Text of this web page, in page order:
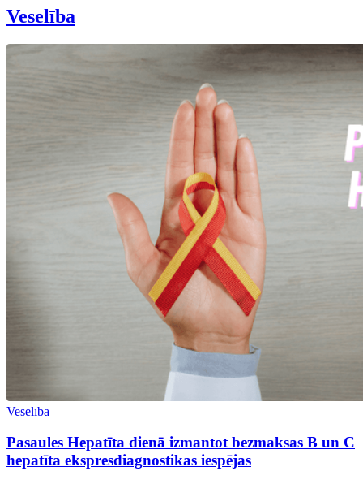
Veselība
Veselība
Pasaules Hepatīta dienā izmantot bezmaksas B un C
hepatīta ekspresdiagnostikas iespējas